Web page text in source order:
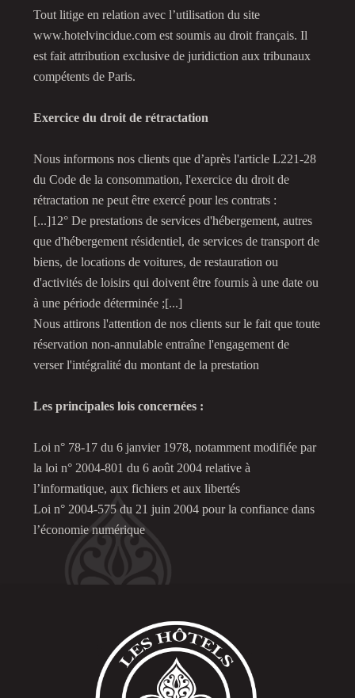
Tout litige en relation avec l’utilisation du site
www.hotelvincidue.com est soumis au droit français. Il
est fait attribution exclusive de juridiction aux tribunaux
compétents de Paris.
Exercice du droit de rétractation
Nous informons nos clients que d’après l'article L221-28
du Code de la consommation, l'exercice du droit de
rétractation ne peut être exercé pour les contrats :
[...]12° De prestations de services d'hébergement, autres
que d'hébergement résidentiel, de services de transport de
biens, de locations de voitures, de restauration ou
d'activités de loisirs qui doivent être fournis à une date ou
à une période déterminée ;[...]
Nous attirons l'attention de nos clients sur le fait que toute
réservation non-annulable entraîne l'engagement de
verser l'intégralité du montant de la prestation
Les principales lois concernées :
Loi n° 78-17 du 6 janvier 1978, notamment modifiée par
la loi n° 2004-801 du 6 août 2004 relative à
l’informatique, aux fichiers et aux libertés
Loi n° 2004-575 du 21 juin 2004 pour la confiance dans
l’économie numérique